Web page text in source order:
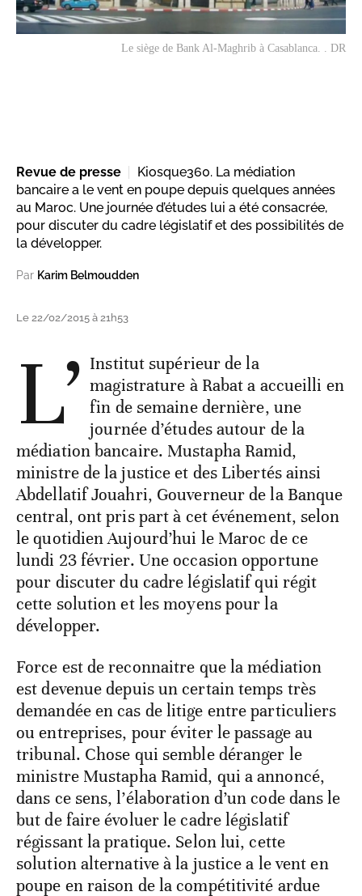
Le siège de Bank Al-Maghrib à Casablanca. . DR
Revue de presse
Kiosque360. La médiation
bancaire a le vent en poupe depuis quelques années
au Maroc. Une journée d’études lui a été consacrée,
pour discuter du cadre législatif et des possibilités de
la développer.
Par Karim Belmoudden
Le 22/02/2015 à 21h53
L’ Institut supérieur de la
magistrature à Rabat a accueilli en
fin de semaine dernière, une
journée d’études autour de la
médiation bancaire. Mustapha Ramid,
ministre de la justice et des Libertés ainsi
Abdellatif Jouahri, Gouverneur de la Banque
central, ont pris part à cet événement, selon
le quotidien Aujourd’hui le Maroc de ce
lundi 23 février. Une occasion opportune
pour discuter du cadre législatif qui régit
cette solution et les moyens pour la
développer.
Force est de reconnaitre que la médiation
est devenue depuis un certain temps très
demandée en cas de litige entre particuliers
ou entreprises, pour éviter le passage au
tribunal. Chose qui semble déranger le
ministre Mustapha Ramid, qui a annoncé,
dans ce sens, l’élaboration d’un code dans le
but de faire évoluer le cadre législatif
régissant la pratique. Selon lui, cette
solution alternative à la justice a le vent en
poupe en raison de la compétitivité ardue